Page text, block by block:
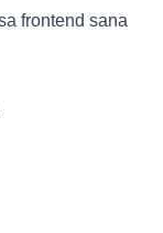
frontend sana